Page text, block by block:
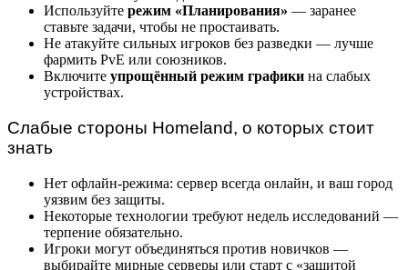
Используйте режим «Планирования» — заранее
ставьте задачи, чтобы не простаивать.
Не атакуйте сильных игроков без разведки — лучше
фармить PvE или союзников.
Включите упрощённый режим графики на слабых
устройствах.
Слабые стороны Homeland, о которых стоит
знать
Нет офлайн-режима: сервер всегда онлайн, и ваш город
уязвим без защиты.
Некоторые технологии требуют недель исследований —
терпение обязательно.
Игроки могут объединяться против новичков —
выбирайте мирные серверы или старт с «защитой